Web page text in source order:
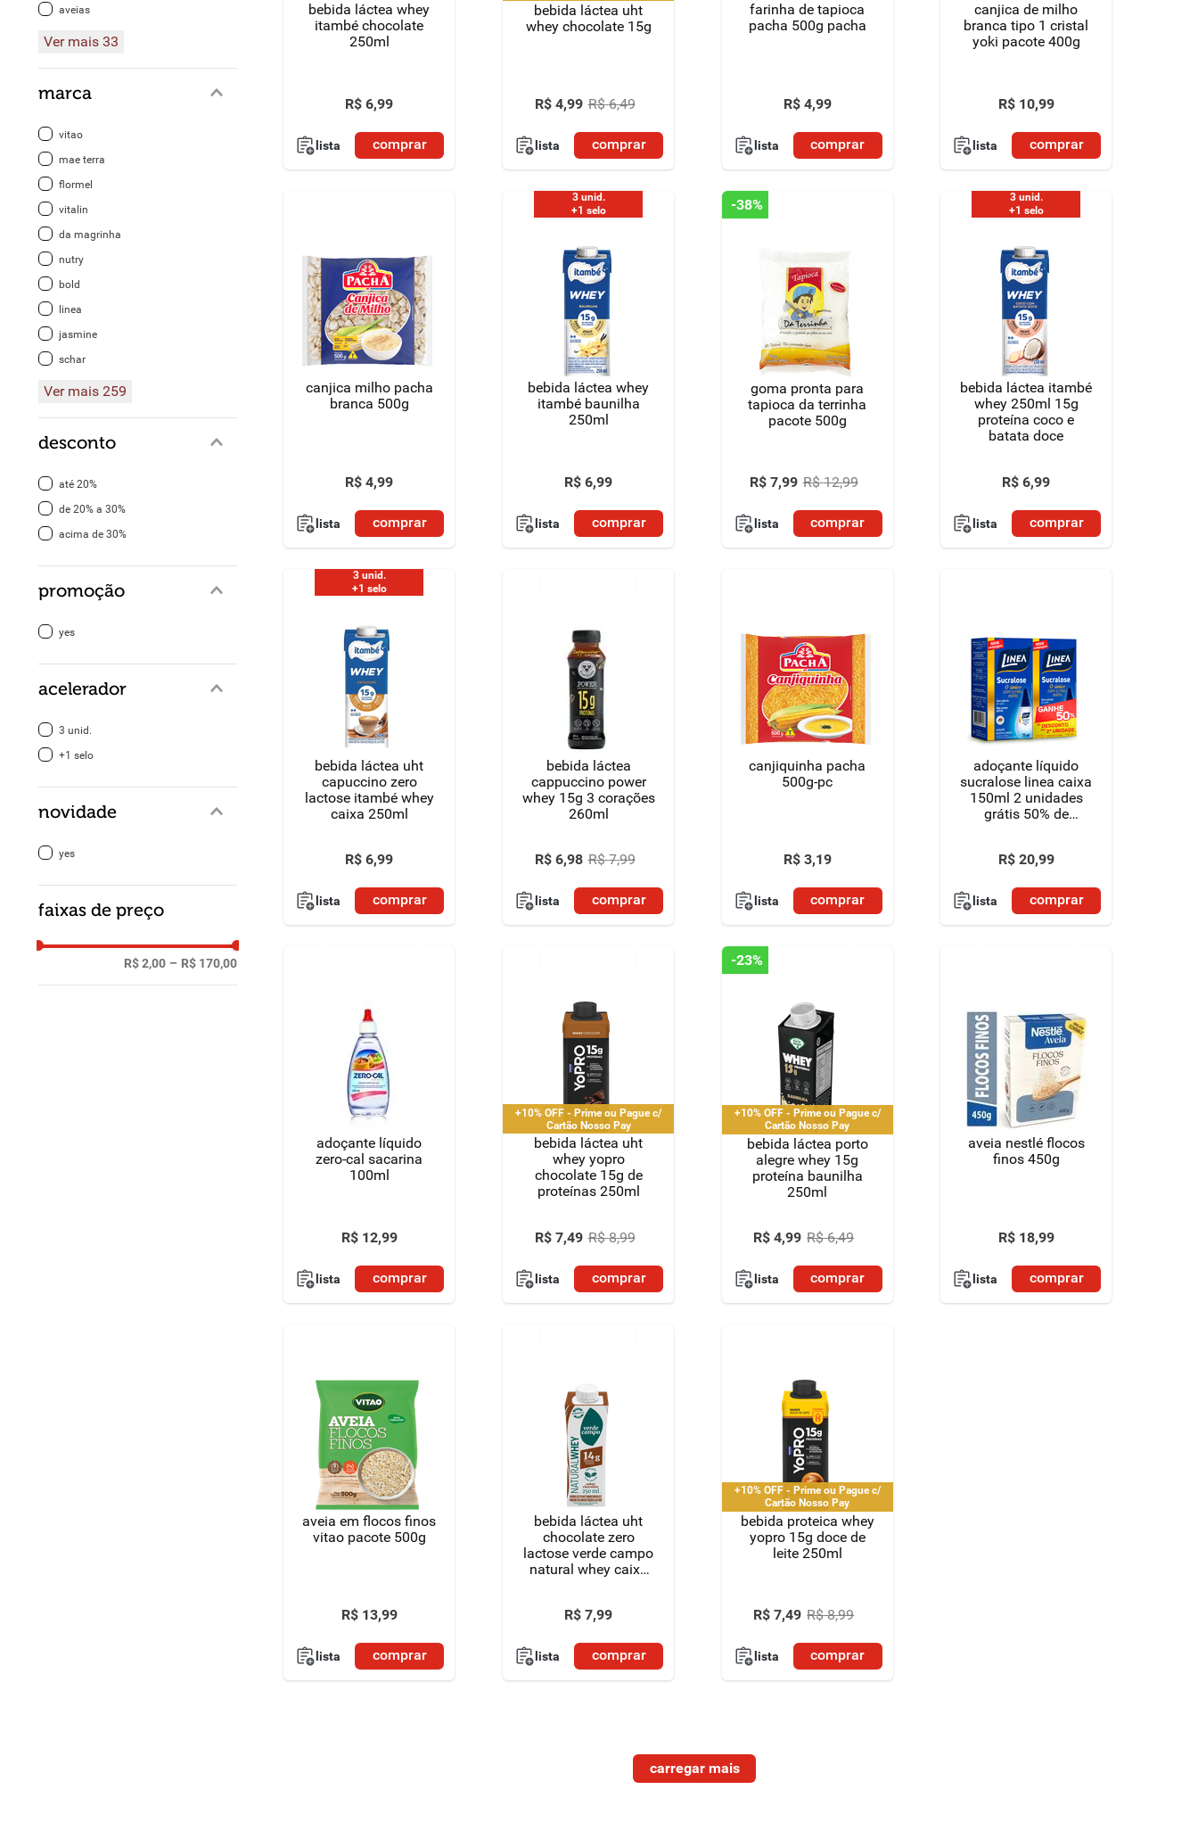
aveias
Ver mais 33
marca
vitao
mae terra
flormel
vitalin
da magrinha
nutry
bold
linea
jasmine
schar
Ver mais 259
desconto
até 20%
de 20% a 30%
acima de 30%
promoção
yes
acelerador
3 unid.
+1 selo
novidade
yes
faixas de preço
R$ 2,00 – R$ 170,00
bebida láctea whey
itambé chocolate
250ml
R$ 6,99
lista comprar
bebida láctea uht
whey chocolate 15g
R$ 4,99 R$ 6,49
lista comprar
farinha de tapioca
pacha 500g pacha
R$ 4,99
lista comprar
canjica de milho
branca tipo 1 cristal
yoki pacote 400g
R$ 10,99
lista comprar
canjica milho pacha
branca 500g
R$ 4,99
lista comprar
3 unid.
+1 selo
bebida láctea whey
itambé baunilha
250ml
R$ 6,99
lista comprar
-38%
goma pronta para
tapioca da terrinha
pacote 500g
R$ 7,99 R$ 12,99
lista comprar
3 unid.
+1 selo
bebida láctea itambé
whey 250ml 15g
proteína coco e
batata doce
R$ 6,99
lista comprar
3 unid.
+1 selo
bebida láctea uht
capuccino zero
lactose itambé whey
caixa 250ml
R$ 6,99
lista comprar
bebida láctea
cappuccino power
whey 15g 3 corações
260ml
R$ 6,98 R$ 7,99
lista comprar
canjiquinha pacha
500g-pc
R$ 3,19
lista comprar
adoçante líquido
sucralose linea caixa
150ml 2 unidades
grátis 50% de
R$ 20,99
lista comprar
adoçante líquido
zero-cal sacarina
100ml
R$ 12,99
lista comprar
+10% OFF - Prime ou Pague c/
Cartão Nosso Pay
bebida láctea uht
whey yopro
chocolate 15g de
proteínas 250ml
R$ 7,49 R$ 8,99
lista comprar
-23%
+10% OFF - Prime ou Pague c/
Cartão Nosso Pay
bebida láctea porto
alegre whey 15g
proteína baunilha
250ml
R$ 4,99 R$ 6,49
lista comprar
aveia nestlé flocos
finos 450g
R$ 18,99
lista comprar
aveia em flocos finos
vitao pacote 500g
R$ 13,99
lista comprar
bebida láctea uht
chocolate zero
lactose verde campo
natural whey caixa
R$ 7,99
lista comprar
+10% OFF - Prime ou Pague c/
Cartão Nosso Pay
bebida proteica whey
yopro 15g doce de
leite 250ml
R$ 7,49 R$ 8,99
lista comprar